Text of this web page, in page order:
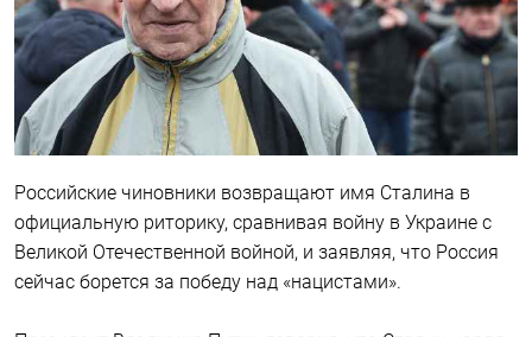
Российские чиновники возвращают имя Сталина в
официальную риторику, сравнивая войну в Украине с
Великой Отечественной войной, и заявляя, что Россия
сейчас борется за победу над «нацистами».